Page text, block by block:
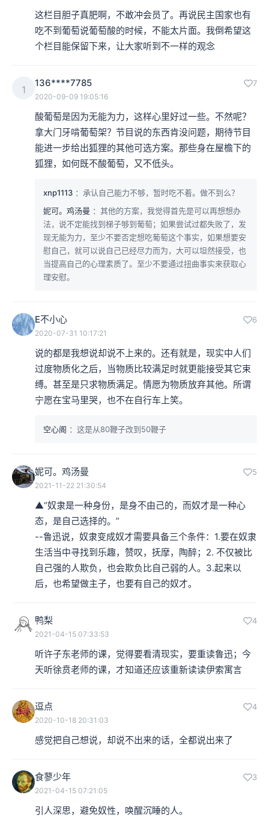
这栏目胆子真肥啊，不敢冲会员了。再说民主国家也有
吃不到葡萄说葡萄酸的时候，不能太片面。我倒希望这
个栏目能保留下来，让大家听到不一样的观念
1
136****7785 7
2020-09-09 19:05:16
酸葡萄是因为无能为力，这样心里好过一些。不然呢？
拿大门牙啃葡萄架？节目说的东西肯没问题，期待节目
能进一步给出狐狸的其他可选方案。那些身在屋檐下的
狐狸，如何既不酸葡萄，又不低头。
xnp1113 ：承认自己能力不够，暂时吃不着。做不到么？
妮可。鸡汤曼 ：其他的方案，我觉得首先是可以再想想办
法，说不定能找到梯子够到葡萄；如果尝试过都失败了，发
现无能为力，至少不要否定想吃葡萄这个事实，如果想要安
慰自己，就可以说自己已经尽力而为，大可以坦然接受，也
当提高自己的心理素质了。至少不要通过扭曲事实来获取心
理安慰。
E不小心 6
2020-07-31 10:17:21
说的都是我想说却说不上来的。还有就是，现实中人们
过度物质化之后，当物质比较满足时就更能接受其它束
缚。甚至是只求物质满足。情愿为物质放弃其他。所谓
宁愿在宝马里哭，也不在自行车上笑。
空心阁 ：这是从80鞭子改到50鞭子
妮可。鸡汤曼 5
2021-11-22 21:30:54
▲“奴隶是一种身份，是身不由己的，而奴才是一种心
态，是自己选择的。”
--鲁迅说，奴隶变成奴才需要具备三个条件：1.要在奴隶
生活当中寻找到乐趣，赞叹，抚摩，陶醉；2. 不仅被比
自己强的人欺负，也会欺负比自己弱的人。3.起来以
后，也希望做主子，也要有自己的奴才。
鸭梨 4
2021-04-15 07:33:53
听许子东老师的课，觉得要看清现实，要重读鲁迅；今
天听徐贲老师的课，才知道还应该重新读读伊索寓言
逗点 4
2020-10-18 20:31:03
感觉把自己想说，却说不出来的话，全都说出来了
食蓼少年 3
2021-04-15 07:21:05
引人深思，避免奴性，唤醒沉睡的人。